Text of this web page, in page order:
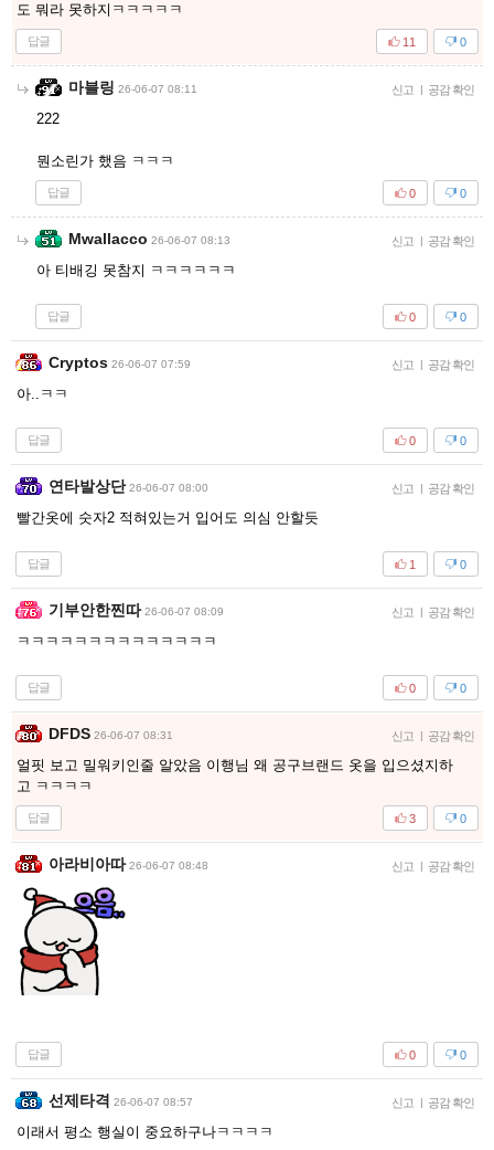
도 뭐라 못하지ㅋㅋㅋㅋㅋ
답글 0
11
마블링 26-06-07 08:11 신고 | 공감 확인
222
뭔소린가 했음 ㅋㅋㅋ
답글 0
0
Mwallacco 26-06-07 08:13 신고 | 공감 확인
아 티배깅 못참지 ㅋㅋㅋㅋㅋㅋ
답글 0
0
Cryptos 26-06-07 07:59 신고 | 공감 확인
아..ㅋㅋ
답글 0
0
연타발상단 26-06-07 08:00 신고 | 공감 확인
빨간옷에 숫자2 적혀있는거 입어도 의심 안할듯
답글 0
1
기부안한찐따 26-06-07 08:09 신고 | 공감 확인
ㅋㅋㅋㅋㅋㅋㅋㅋㅋㅋㅋㅋㅋㅋ
답글 0
0
DFDS 26-06-07 08:31 신고 | 공감 확인
얼핏 보고 밀워키인줄 알았음 이행님 왜 공구브랜드 옷을 입으셨지하
고 ㅋㅋㅋㅋ
답글 0
3
아라비아따 26-06-07 08:48 신고 | 공감 확인
답글 0
0
선제타격 26-06-07 08:57 신고 | 공감 확인
이래서 평소 행실이 중요하구나ㅋㅋㅋㅋ